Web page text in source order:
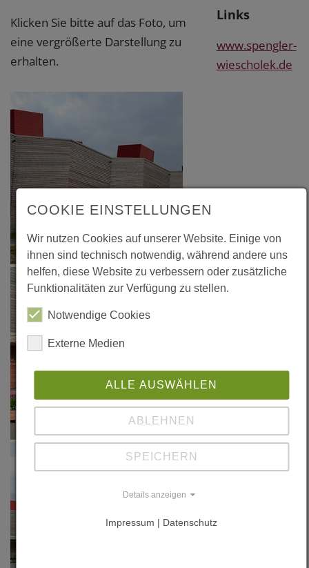
Klicken Sie bitte auf das Foto, um
eine vergrößerte Darstellung zu
erhalten.
Links
www.spengler-
wiescholek.de
COOKIE EINSTELLUNGEN
Wir nutzen Cookies auf unserer Website. Einige von
ihnen sind technisch notwendig, während andere uns
helfen, diese Website zu verbessern oder zusätzliche
Funktionalitäten zur Verfügung zu stellen.
Notwendige Cookies
Externe Medien
ALLE AUSWÄHLEN
ABLEHNEN
SPEICHERN
Details anzeigen
Impressum | Datenschutz